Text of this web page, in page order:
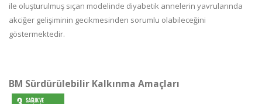
ile oluşturulmuş sıçan modelinde diyabetik annelerin yavrularında
akciğer gelişiminin gecikmesinden sorumlu olabileceğini
göstermektedir.
BM Sürdürülebilir Kalkınma Amaçları